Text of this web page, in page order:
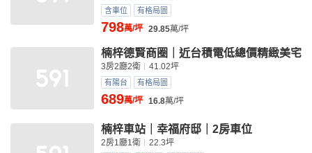
含車位 有格局圖
798萬/坪 29.85萬/坪
楠梓德賢商圈｜近台積電低總價精緻美宅
3房2廳2衛 41.02坪
有陽台 有格局圖
689萬/坪 16.8萬/坪
楠梓車站｜幸福府邸｜2房車位
2房1廳1衛 22.3坪